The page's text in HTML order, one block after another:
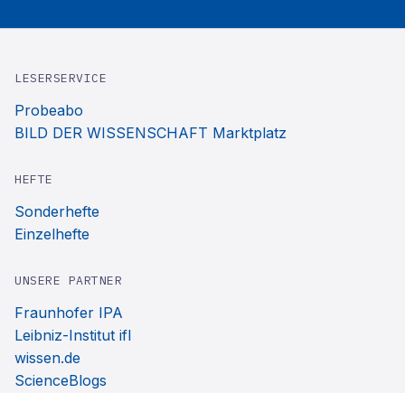
LESERSERVICE
Probeabo
BILD DER WISSENSCHAFT Marktplatz
HEFTE
Sonderhefte
Einzelhefte
UNSERE PARTNER
Fraunhofer IPA
Leibniz-Institut ifl
wissen.de
ScienceBlogs